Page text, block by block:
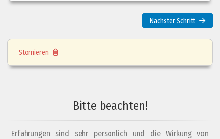
Nächster Schritt
Aktivitäten ?
Stornieren
Bitte beachten!
Erfahrungen sind sehr persönlich und die Wirkung von